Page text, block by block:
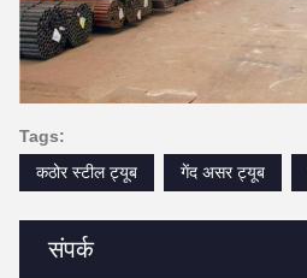
संपर्क
Tags:
कठोर स्टील ट्यूब
गेंद असर ट्यूब